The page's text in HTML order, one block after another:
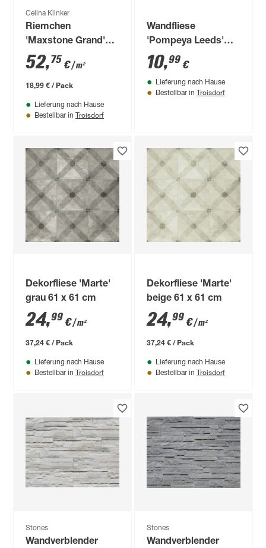
Celina Klinker
Riemchen
'Maxstone Grand'
schwarz
52,75 €/ m²
18,99 € / Pack
Lieferung nach Hause
Bestellbar in Troisdorf
Wandfliese
'Pompeya Leeds'
Steingut taupe 30 x
90 cm
10,99 €
Lieferung nach Hause
Bestellbar in Troisdorf
Dekorfliese 'Marte'
grau 61 x 61 cm
24,99 €/ m²
37,24 € / Pack
Lieferung nach Hause
Bestellbar in Troisdorf
Dekorfliese 'Marte'
beige 61 x 61 cm
24,99 €/ m²
37,24 € / Pack
Lieferung nach Hause
Bestellbar in Troisdorf
Stones
Wandverblender
Stones
Wandverblender